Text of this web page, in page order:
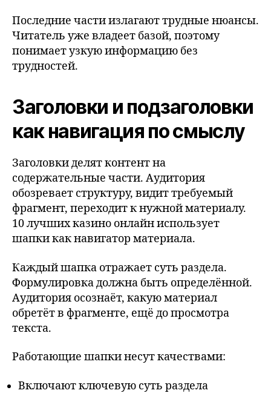
Последние части излагают трудные нюансы.
Читатель уже владеет базой, поэтому
понимает узкую информацию без
трудностей.
Заголовки и подзаголовки
как навигация по смыслу
Заголовки делят контент на
содержательные части. Аудитория
обозревает структуру, видит требуемый
фрагмент, переходит к нужной материалу.
10 лучших казино онлайн использует
шапки как навигатор материала.
Каждый шапка отражает суть раздела.
Формулировка должна быть определённой.
Аудитория осознаёт, какую материал
обретёт в фрагменте, ещё до просмотра
текста.
Работающие шапки несут качествами:
Включают ключевую суть раздела